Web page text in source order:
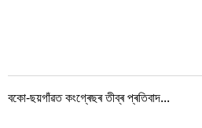
বকো-ছয়গাঁৱত কংগ্ৰেছৰ তীব্ৰ প্ৰতিবাদ...